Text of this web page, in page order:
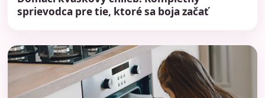
sprievodca pre tie, ktoré sa boja začať